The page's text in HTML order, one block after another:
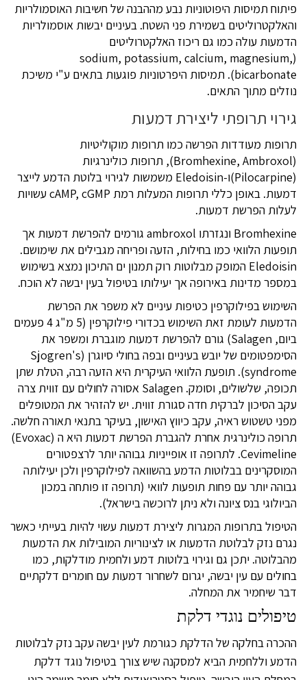
פיתוח תמיסות היפוטוניות נבע מההבנה של חשיבות האוסמולריות
והאלקטרוליטים בשמירת פני השטח. בעיניים יבשות אוסמולריות
הדמעות עולה כמו גם ריכוז האלקטרוליטים
(sodium, potassium, calcium, magnesium,
bicarbonate). תמיסות היפרטוניות פוגעות בתאים ע"י משיכת
נוזלים מתוך התאים.
גירוי תרופתי ליצירת דמעות
תרופות מעודדות הפרשה כמו תרופות מוקוליטיות
(Bromhexine, Ambroxol), תרופות כולינרגיות
(Pilocarpine)ו-Eledoisin משמשות לגירוי בלוטת הדמע לייצר
דמעות. באופן כללי תרופות המעלות רמת cAMP, cGMP עשויות
לעלות הפרשת דמעות.
Bromhexine ונגזרתו ambroxol גורמים להפרשת דמעות אך
תופעות הלוואי כמו בחילות, הזעה ופריחה מגבילים את שימושם.
Eledoisin המופק מבלוטות רוק תמנון ים התיכון נמצא בשימוש
במספר מדינות באירופה אך יעילותו בטיפול בעין יבשה לא הוכח.
השימוש בפילוקרפין כטיפות עיניים לא משפר את הפרשת
הדמעות לעומת זאת השימוש בכדורי פילוקרפין (5 מ"ג 4 פעמים
ביום, Salagen) גורם להפרשת דמעות מוגברת ומשפר את
הסימפטומים של יובש בעיניים ובפה בחולי סיוגרן (Sjogren's
syndrome). תופעת הלוואי העיקרית היא הזעה רבה, הטלת שתן
תכופה, שלשולים, וסומק. Salagen אסורה לחולים עם זווית צרה
עקב הסיכון לברקית חדה סגורת זווית. יש להזהיר את המטופלים
מפני טשטוש ראיה, עקב כיווץ האישון, בעיקר בתנאי תאורה חלשה.
תרופה כולינרגית אחרת להגברת הפרשת דמעות היא ה (Evoxac)
Cevimeline. לתרופה זו אופייניות גבוהה יותר לרצפטורים
המוסקרינים בבלוטות הדמע בהשוואה לפילוקרפין ולכן יעילותה
גבוהה יותר עם פחות תופעות לוואי (תרופה זו פותחה במכון
הביולוגי בנס ציונה ולא ניתן לרוכשה בישראל).
הטיפול בתרופות המגרות ליצירת דמעות עשוי להיות בעייתי כאשר
נגרם נזק לבלוטת הדמעות או לצינוריות המובילות את הדמעות
מהבלוטה. יתכן גם וגירוי בלוטות דמע ולחמית מודלקות, כמו
בחולים עם עין יבשה, יגרום לשחרור דמעות עם חומרים דלקתיים
דבר שיחמיר את המחלה.
טיפולים נוגדי דלקת
ההכרה בחלקה של הדלקת כגורמת לעין יבשה עקב נזק לבלוטות
הדמע וללחמית הביא למסקנה שיש צורך בטיפול נוגד דלקת